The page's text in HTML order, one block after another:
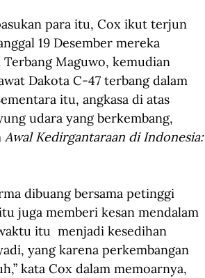
para itu, Cox ikut terjun
19 Desember mereka
Terbang Maguwo, kemudian
Dakota C-47 terbang dalam
itu, angkasa di atas
udara yang berkembang,
Awal Kedirgantaraan di Indonesia:
dibuang bersama petinggi
juga memberi kesan mendalam
itu  menjadi kesedihan
yang karena perkembangan
kata Cox dalam memoarnya,